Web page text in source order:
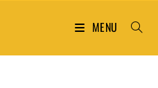
MENU